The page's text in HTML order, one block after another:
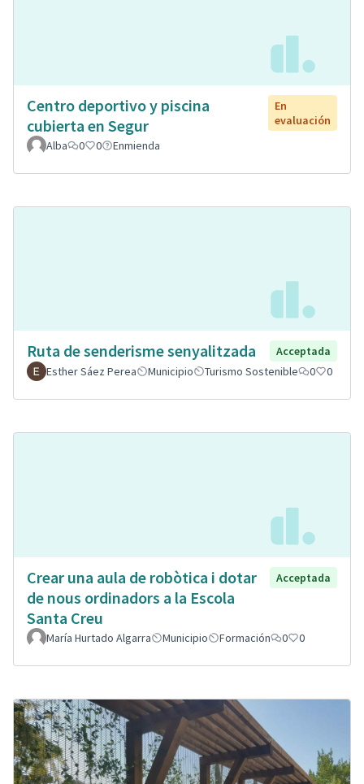
Centro deportivo y piscina
cubierta en Segur
En
evaluación
Alba
0 0 Enmienda
Ruta de senderisme senyalitzada
Acceptada
Esther Sáez Perea
Municipio Turismo Sostenible 0 0
Crear una aula de robòtica i dotar
de nous ordinadors a la Escola
Santa Creu
Acceptada
María Hurtado Algarra Municipio Formación 0 0